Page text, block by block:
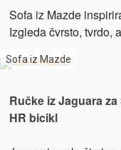
Sofa iz Mazde
Izgleda čvrsto, tvrdo,
Sofa iz Mazde
Ručke iz Jaguara
HR bicikl